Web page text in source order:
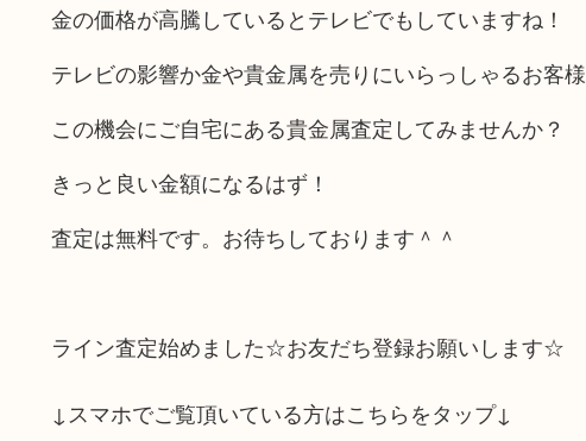
金の価格が高騰しているとテレビでもしていますね！
テレビの影響か金や貴金属を売りにいらっしゃるお客
この機会にご自宅にある貴金属査定してみませんか？
きっと良い金額になるはず！
査定は無料です。お待ちしております＾＾
ライン査定始めました☆お友だち登録お願いします☆
↓スマホでご覧頂いている方はこちらをタップ↓